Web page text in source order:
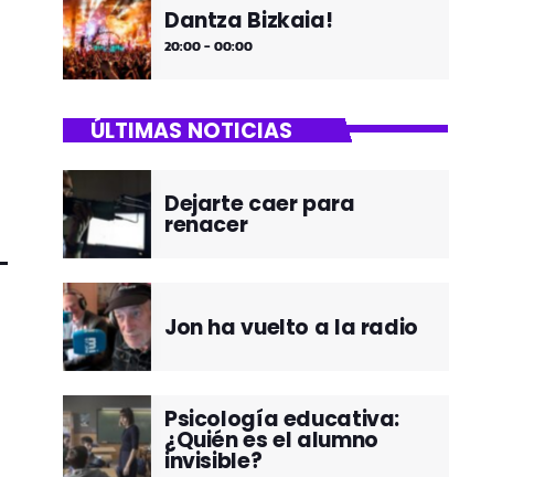
Dantza Bizkaia!
20:00 - 00:00
ÚLTIMAS NOTICIAS
Dejarte caer para
renacer
Jon ha vuelto a la radio
Psicología educativa:
¿Quién es el alumno
invisible?